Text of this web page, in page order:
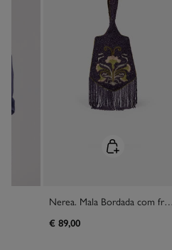
Nerea. Mala Bordada com franjas
€ 89,00